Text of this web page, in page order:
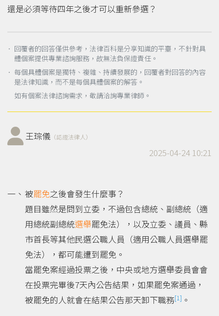
還是必須等待四年之後才可以重新參選？
． 回覆者的回答僅供參考，法律百科是分享知識的平臺，不針對具
體個案提供專業諮詢服務，故無法負保證責任。
． 每個具體個案是獨特、複雜、持續發展的，回覆者對回答的內容
是法律知識，而不是每個具體個案的解答。
如有個案法律諮詢需求，敬請洽詢專業律師。
王琮儀 （認證法律人）
2025-04-24 10:21
被罷免之後會發生什麼事？
題目雖然是問到立委，不過包含總統、副總統（適
用總統副總統選舉罷免法），以及立委、議員、縣
市首長等其他民選公職人員（適用公職人員選舉罷
免法），都可能遭到罷免。
當罷免案經過投票之後，中央或地方選舉委員會會
在投票完畢後7天內公告結果，如果罷免案通過，
被罷免的人就會在結果公告那天卸下職務[1] 。